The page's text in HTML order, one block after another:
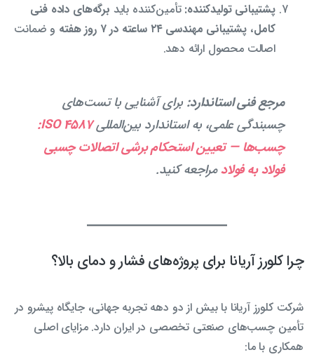
پشتیبانی تولیدکننده: تأمین‌کننده باید برگه‌های داده فنی
کامل،پشتیبانی مهندسی ۲۴ ساعته در ۷ روز هفته
و ضمانت
اصالت محصول ارائه دهد.
مرجع فنی استاندارد: برای آشنایی با تست‌های
چسبندگی علمی، به استاندارد بین‌المللی
ISO 4587:
چسب‌ها — تعیین استحکام برشی اتصالات چسبی
فولاد به فولادمراجعه کنید.
چرا کلورز آریانا برای پروژه‌های فشار و دمای بالا؟
شرکت کلورز آریانا با بیش از دو دهه تجربه جهانی، جایگاه پیشرو در
تأمین چسب‌های صنعتی تخصصی در ایران دارد. مزایای اصلی
همکاری با ما: